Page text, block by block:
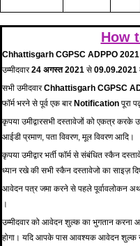
How
Chhattisgarh CGPSC ADPPO
उम्मीदवार24 अगस्त 2021 से 09.09.2021
सभी उमीदवारChhattisgarh CGPSC
फॉर्म भरने से पूर्व एक बारNotification पूरा
कृपया उमीद्वारसभी दस्तावेजों को एकत्र
आईडी प्रमाण, पता विवरण, मूल विवरण आदि।
कृपया उमीद्वार भर्ती फॉर्म से संबंधित स्कैन
ध्यान रखे की सभी स्कैन दस्तावेजो का साइज़
आवेदन पत्र जमा करने से पहले पूर्वावलोकन
।
उम्मीदवार को आवेदन शुल्क का भुगतान
होगा। यदि आपके पास आवश्यक आवेदन शुल्क